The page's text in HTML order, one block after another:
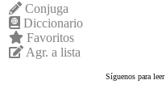
Conjuga
Diccionario
Favoritos
Agr. a lista
Síguenos para leer